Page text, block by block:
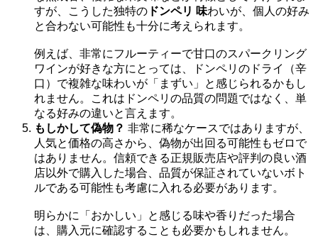
すが、こうした独特の ドンペリ 味わいが、個人の好み
と合わない可能性も十分に考えられます。
例えば、非常にフルーティーで甘口のスパークリング
ワインが好きな方にとっては、ドンペリのドライ（辛
口）で複雑な味わいが「まずい」と感じられるかもし
れません。これはドンペリの品質の問題ではなく、単
なる好みの違いと言えます。
もしかして偽物？ 非常に稀なケースではありますが、
人気と価格の高さから、偽物が出回る可能性もゼロで
はありません。信頼できる正規販売店や評判の良い酒
店以外で購入した場合、品質が保証されていないボト
ルである可能性も考慮に入れる必要があります。
明らかに「おかしい」と感じる味や香りだった場合
は、購入元に確認することも必要かもしれません。